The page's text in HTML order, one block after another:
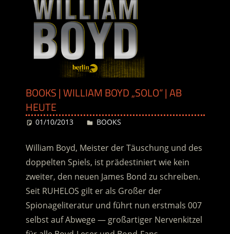
BOOKS | WILLIAM BOYD „SOLO“ | AB
HEUTE
01/10/2013 Desiree
BOOKS
William Boyd, Meister der Täuschung und des
doppelten Spiels, ist prädestiniert wie kein
zweiter, den neuen James Bond zu schreiben.
Seit RUHELOS gilt er als Großer der
Spionageliteratur und führt nun erstmals 007
selbst auf Abwege — großartiger Nervenkitzel